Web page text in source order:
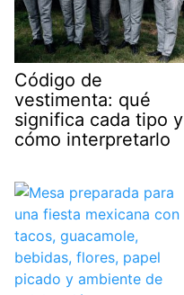
Código de
vestimenta: qué
significa cada tipo y
cómo interpretarlo